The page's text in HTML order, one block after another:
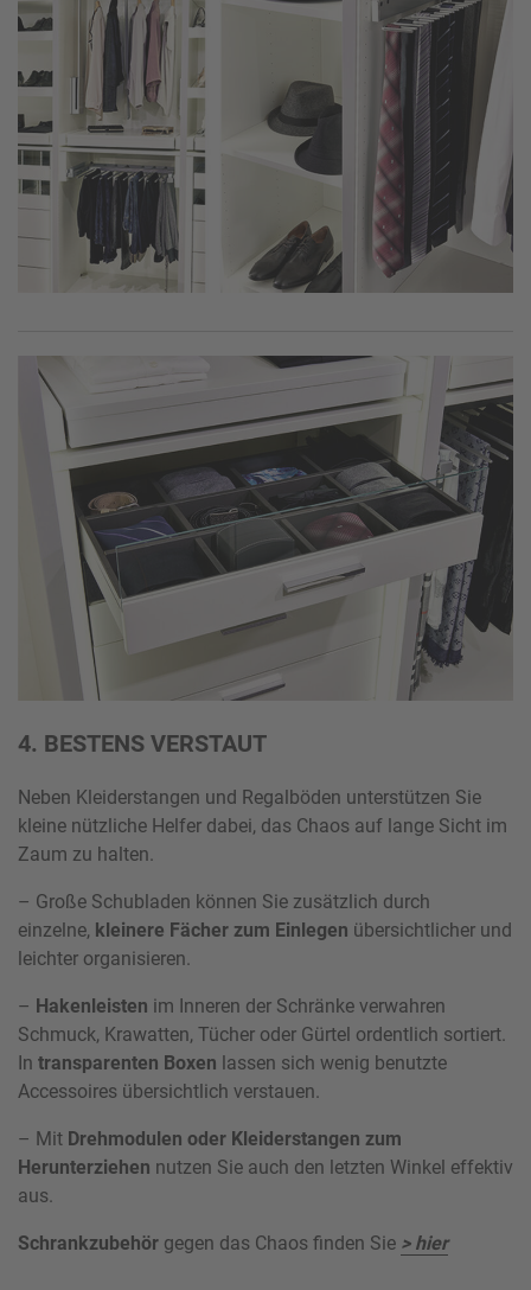
4. BESTENS VERSTAUT
Neben Kleiderstangen und Regalböden unterstützen Sie
kleine nützliche Helfer dabei, das Chaos auf lange Sicht im
Zaum zu halten.
– Große Schubladen können Sie zusätzlich durch
einzelne, kleinere Fächer zum Einlegen übersichtlicher und
leichter organisieren.
– Hakenleisten im Inneren der Schränke verwahren
Schmuck, Krawatten, Tücher oder Gürtel ordentlich sortiert.
In transparenten Boxen lassen sich wenig benutzte
Accessoires übersichtlich verstauen.
– Mit Drehmodulen oder Kleiderstangen zum
Herunterziehen nutzen Sie auch den letzten Winkel effektiv
aus.
Schrankzubehör gegen das Chaos finden Sie > hier